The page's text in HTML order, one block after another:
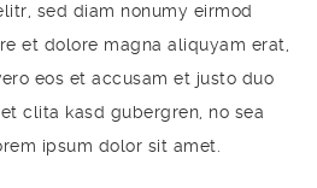
sed diam nonumy eirmod
et dolore magna aliquyam erat,
eos et accusam et justo duo
clita kasd gubergren, no sea
ipsum dolor sit amet.